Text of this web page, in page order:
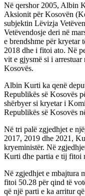
Në qershor 2005, Albin
Aksionit për Kosovën
subjektin Lëvizja
Vetëvendosje deri në
e brendshme për kryetar
2018 dhe i fitoi ato. Në
vit e gjysmë si i
Kosovës.
Albin Kurti ka qenë
Republikës së Kosovës
shërbyer si kryetar i
Republikës së Kosovës
Në tri palë zgjedhjet e
2017, 2019 dhe 2021,
kryeministër. Në
Kurti dhe partia e tij fitoi
Në zgjedhjet e mbajtura
fitoi 50.28 për qind të
që një parti e ka arritur